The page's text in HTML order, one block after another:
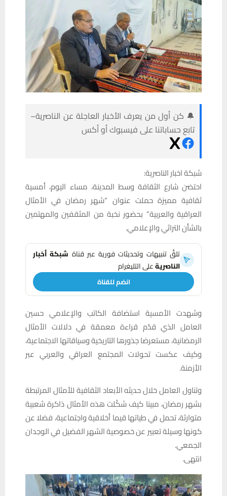
🔔 كن أول من يعرف الأخبار العاجلة عن الناصرية–
تابع حساباتنا على فيسبوك أو أكس
شبكة اخبار الناصرية:
احتضن شارع الثقافة وسط المدينة، مساء اليوم، أمسية
ثقافية مميزة حملت عنوان “شهر رمضان في الأمثال
العراقية والعربية” بحضور نخبة من المثقفين والمهتمين
بالشأن التراثي والإعلامي.
تلقَّ تنبيهات وتحديثات فورية عبر قناة شبكة أخبار
الناصريةعلى التليغرام
انضم للقناة
وشهدت الأمسية استضافة الكاتب والإعلامي حسين
العامل الذي قدّم قراءة معمقة في دلالات الأمثال
الرمضانية، مستعرضا جذورها التاريخية وسياقاتها الاجتماعية،
وكيف عكست تحولات المجتمع العراقي والعربي عبر
الأزمنة.
وتناول العامل خلال حديثه الأبعاد الثقافية للأمثال المرتبطة
بشهر رمضان، مبينا كيف شكّلت هذه الأمثال ذاكرة شعبية
متوارثة، تحمل في طياتها قيما أخلاقية واجتماعية، فضلا عن
كونها وسيلة تعبير عن خصوصية الشهر الفضيل في الوجدان
الجمعي.
انتهى.